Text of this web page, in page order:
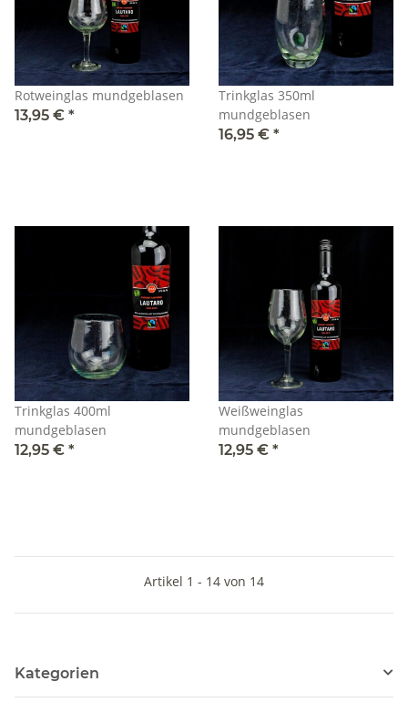
Rotweinglas mundgeblasen
13,95 € *
Trinkglas 350ml
mundgeblasen
16,95 € *
Trinkglas 400ml
mundgeblasen
12,95 € *
Weißweinglas
mundgeblasen
12,95 € *
Artikel 1 - 14 von 14
Kategorien